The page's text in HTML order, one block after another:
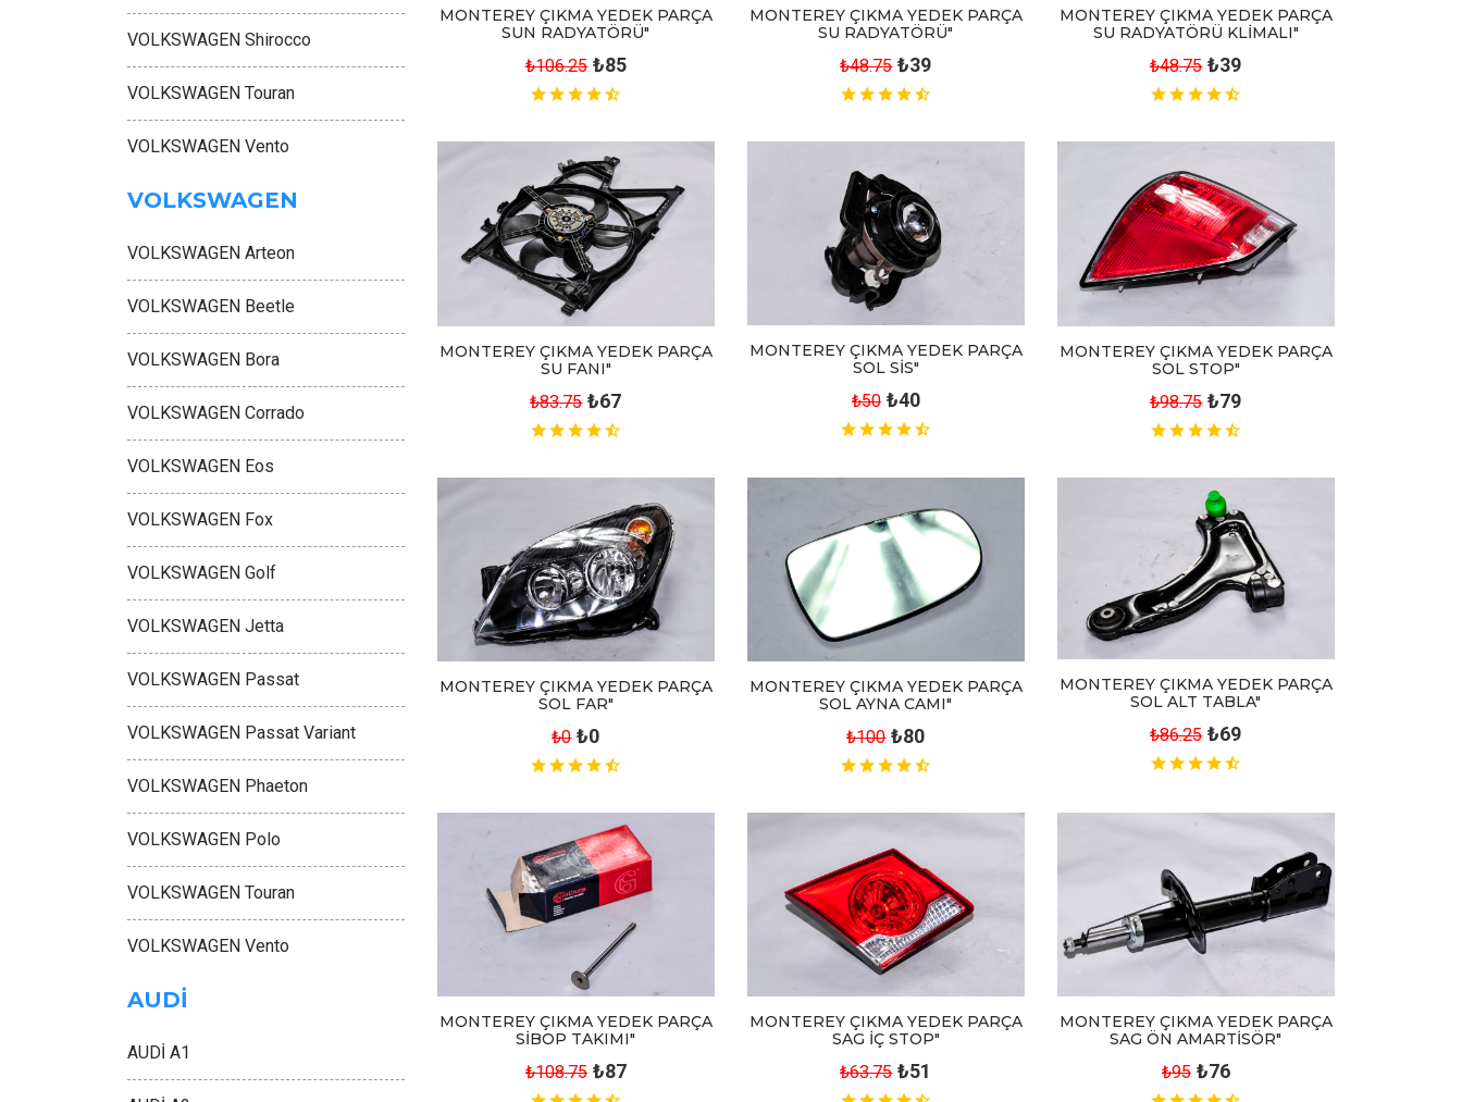
MONTEREY ÇIKMA YEDEK PARÇA
SUN RADYATÖRÜ"
₺106.25 ₺85
MONTEREY ÇIKMA YEDEK PARÇA
SU RADYATÖRÜ"
₺48.75 ₺39
MONTEREY ÇIKMA YEDEK PARÇA
SU RADYATÖRÜ KLİMALI"
₺48.75 ₺39
MONTEREY ÇIKMA YEDEK PARÇA
SU FANI"
₺83.75 ₺67
MONTEREY ÇIKMA YEDEK PARÇA
SOL SİS"
₺50 ₺40
MONTEREY ÇIKMA YEDEK PARÇA
SOL STOP"
₺98.75 ₺79
MONTEREY ÇIKMA YEDEK PARÇA
SOL FAR"
₺0 ₺0
MONTEREY ÇIKMA YEDEK PARÇA
SOL AYNA CAMI"
₺100 ₺80
MONTEREY ÇIKMA YEDEK PARÇA
SOL ALT TABLA"
₺86.25 ₺69
MONTEREY ÇIKMA YEDEK PARÇA
SİBOP TAKIMI"
₺108.75 ₺87
MONTEREY ÇIKMA YEDEK PARÇA
SAG İÇ STOP"
₺63.75 ₺51
MONTEREY ÇIKMA YEDEK PARÇA
SAG ÖN AMARTİSÖR"
₺95 ₺76
VOLKSWAGEN Shirocco
VOLKSWAGEN Touran
VOLKSWAGEN Vento
VOLKSWAGEN
VOLKSWAGEN Arteon
VOLKSWAGEN Beetle
VOLKSWAGEN Bora
VOLKSWAGEN Corrado
VOLKSWAGEN Eos
VOLKSWAGEN Fox
VOLKSWAGEN Golf
VOLKSWAGEN Jetta
VOLKSWAGEN Passat
VOLKSWAGEN Passat Variant
VOLKSWAGEN Phaeton
VOLKSWAGEN Polo
VOLKSWAGEN Touran
VOLKSWAGEN Vento
AUDİ
AUDİ A1